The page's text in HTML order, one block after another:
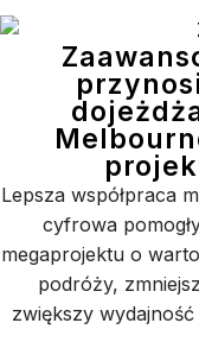
Lepsza współpraca
cyfrowa
megaprojektu o
podróży,
zwiększy